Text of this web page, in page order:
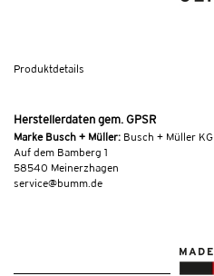
Produktdetails
Herstellerdaten gem. GPSR
Marke Busch + Müller: Busch + Müller KG
Auf dem Bamberg 1
58540 Meinerzhagen
service@bumm.de